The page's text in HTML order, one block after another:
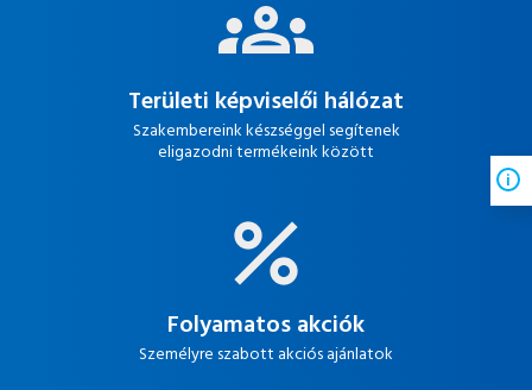
Területi képviselői hálózat
Szakembereink készséggel segítenek
eligazodni termékeink között
Folyamatos akciók
Személyre szabott akciós ajánlatok